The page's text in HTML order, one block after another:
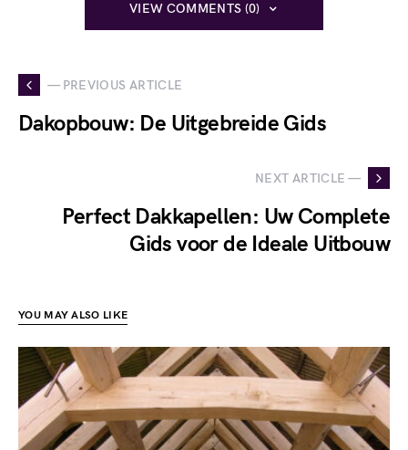
VIEW COMMENTS (0)
— PREVIOUS ARTICLE
Dakopbouw: De Uitgebreide Gids
NEXT ARTICLE —
Perfect Dakkapellen: Uw Complete
Gids voor de Ideale Uitbouw
YOU MAY ALSO LIKE